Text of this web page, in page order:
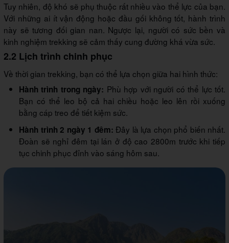
Tuy nhiên, độ khó sẽ phụ thuộc rất nhiều vào thể lực của bạn.
Với những ai ít vận động hoặc đầu gối không tốt, hành trình
này sẽ tương đối gian nan. Ngược lại, người có sức bền và
kinh nghiệm trekking sẽ cảm thấy cung đường khá vừa sức.
2.2 Lịch trình chinh phục
Về thời gian trekking, bạn có thể lựa chọn giữa hai hình thức:
Hành trình trong ngày: Phù hợp với người có thể lực tốt.
Bạn có thể leo bộ cả hai chiều hoặc leo lên rồi xuống
bằng cáp treo để tiết kiệm sức.
Hành trình 2 ngày 1 đêm: Đây là lựa chọn phổ biến nhất.
Đoàn sẽ nghỉ đêm tại lán ở độ cao 2800m trước khi tiếp
tục chinh phục đỉnh vào sáng hôm sau.